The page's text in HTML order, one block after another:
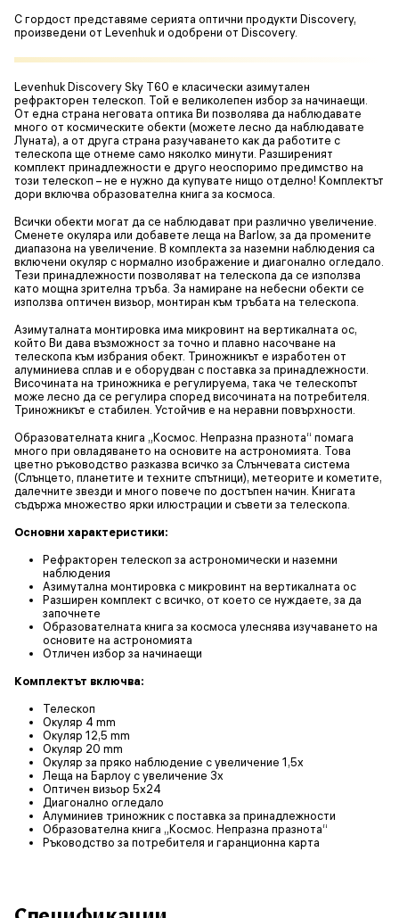
С гордост представяме серията оптични продукти Discovery,
произведени от Levenhuk и одобрени от Discovery.
Levenhuk Discovery Sky T60 е класически азимутален
рефракторен телескоп. Той е великолепен избор за начинаещи.
От една страна неговата оптика Ви позволява да наблюдавате
много от космическите обекти (можете лесно да наблюдавате
Луната), а от друга страна разучаването как да работите с
телескопа ще отнеме само няколко минути. Разширеният
комплект принадлежности е друго неоспоримо предимство на
този телескоп – не е нужно да купувате нищо отделно! Комплектът
дори включва образователна книга за космоса.
Всички обекти могат да се наблюдават при различно увеличение.
Сменете окуляра или добавете леща на Barlow, за да промените
диапазона на увеличение. В комплекта за наземни наблюдения са
включени окуляр с нормално изображение и диагонално огледало.
Тези принадлежности позволяват на телескопа да се използва
като мощна зрителна тръба. За намиране на небесни обекти се
използва оптичен визьор, монтиран към тръбата на телескопа.
Азимуталната монтировка има микровинт на вертикалната ос,
който Ви дава възможност за точно и плавно насочване на
телескопа към избрания обект. Триножникът е изработен от
алуминиева сплав и е оборудван с поставка за принадлежности.
Височината на триножника е регулируема, така че телескопът
може лесно да се регулира според височината на потребителя.
Триножникът е стабилен. Устойчив е на неравни повърхности.
Образователната книга „Космос. Непразна празнота“ помага
много при овладяването на основите на астрономията. Това
цветно ръководство разказва всичко за Слънчевата система
(Слънцето, планетите и техните спътници), метеорите и кометите,
далечните звезди и много повече по достъпен начин. Книгата
съдържа множество ярки илюстрации и съвети за телескопа.
Основни характеристики:
Рефракторен телескоп за астрономически и наземни
наблюдения
Азимутална монтировка с микровинт на вертикалната ос
Разширен комплект с всичко, от което се нуждаете, за да
започнете
Образователната книга за космоса улеснява изучаването на
основите на астрономията
Отличен избор за начинаещи
Комплектът включва:
Телескоп
Окуляр 4 mm
Окуляр 12,5 mm
Окуляр 20 mm
Окуляр за пряко наблюдение с увеличение 1,5х
Леща на Барлоу с увеличение 3x
Оптичен визьор 5x24
Диагонално огледало
Алуминиев триножник с поставка за принадлежности
Образователна книга „Космос. Непразна празнота“
Ръководство за потребителя и гаранционна карта